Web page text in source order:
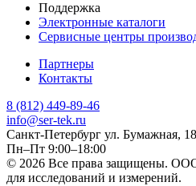
Поддержка
Электронные каталоги
Сервисные центры
Партнеры
Контакты
8 (812) 449-89-46
info@ser-tek.ru
Санкт-Петербург ул. Бумажная,
Пн–Пт 9:00–18:00
© 2026 Все права защищены. ООО
для исследований и измерений.